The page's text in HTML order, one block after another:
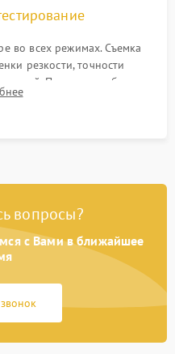
во всех режимах. Съемка
резкости, точности
Проверка работы
и тестирование
вопросы?
с Вами в ближайшее